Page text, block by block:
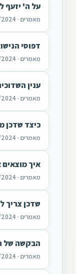
על ה' יזעף
מאמרים · 29/01/2024
דפוסי
מאמרים · 29/01/2024
ענין
מאמרים · 29/01/2024
כיצד שדכן
מאמרים · 06/02/2024
איך
מאמרים · 06/02/2024
שדכן צריך
מאמרים · 06/02/2024
הבקשה של
מאמרים · 06/02/2024